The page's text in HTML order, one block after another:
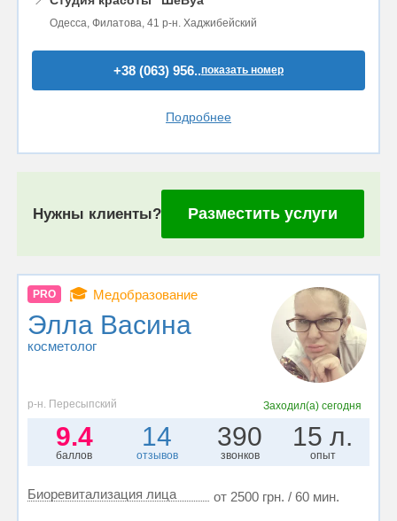
Одесса, Филатова, 41 р-н. Хаджибейский
+38 (063) 956..показать номер
Подробнее
Нужны клиенты? Разместить услуги
PRO 🎓 Медобразование
Элла Васина
косметолог
р-н. Пересыпский Заходил(а)сегодня
9.4
баллов
14
отзывов
390
звонков
15 л.
опыт
Биоревитализация лица от 2500 грн. / 60 мин.